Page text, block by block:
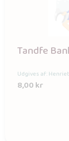
Tandfe
Udgives af:
8,00kr